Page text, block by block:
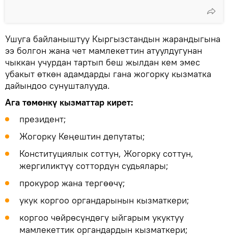
Ушуга байланыштуу Кыргызстандын жарандыгына
ээ болгон жана чет мамлекеттин атуулдугунан
чыккан учурдан тартып беш жылдан кем эмес
убакыт өткөн адамдарды гана жогорку кызматка
дайындоо сунушталууда.
Ага төмөнкү кызматтар кирет:
президент;
Жогорку Кеңештин депутаты;
Конституциялык соттун, Жогорку соттун,
жергиликтүү соттордун судьялары;
прокурор жана тергөөчү;
укук коргоо органдарынын кызматкери;
коргоо чөйрөсүндөгү ыйгарым укуктуу
мамлекеттик органдардын кызматкери;